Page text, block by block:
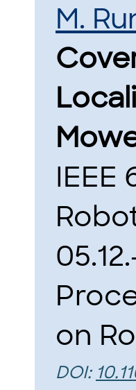
M.
on
DOI: